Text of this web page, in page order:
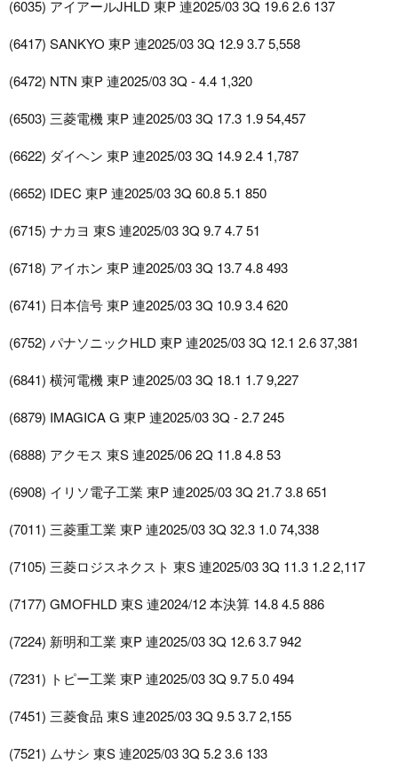
(6035) アイアールJHLD 東P 連2025/03 3Q 19.6 2.6 137
(6417) SANKYO 東P 連2025/03 3Q 12.9 3.7 5,558
(6472) NTN 東P 連2025/03 3Q - 4.4 1,320
(6503) 三菱電機 東P 連2025/03 3Q 17.3 1.9 54,457
(6622) ダイヘン 東P 連2025/03 3Q 14.9 2.4 1,787
(6652) IDEC 東P 連2025/03 3Q 60.8 5.1 850
(6715) ナカヨ 東S 連2025/03 3Q 9.7 4.7 51
(6718) アイホン 東P 連2025/03 3Q 13.7 4.8 493
(6741) 日本信号 東P 連2025/03 3Q 10.9 3.4 620
(6752) パナソニックHLD 東P 連2025/03 3Q 12.1 2.6 37,381
(6841) 横河電機 東P 連2025/03 3Q 18.1 1.7 9,227
(6879) IMAGICA G 東P 連2025/03 3Q - 2.7 245
(6888) アクモス 東S 連2025/06 2Q 11.8 4.8 53
(6908) イリソ電子工業 東P 連2025/03 3Q 21.7 3.8 651
(7011) 三菱重工業 東P 連2025/03 3Q 32.3 1.0 74,338
(7105) 三菱ロジスネクスト 東S 連2025/03 3Q 11.3 1.2 2,117
(7177) GMOFHLD 東S 連2024/12 本決算 14.8 4.5 886
(7224) 新明和工業 東P 連2025/03 3Q 12.6 3.7 942
(7231) トピー工業 東P 連2025/03 3Q 9.7 5.0 494
(7451) 三菱食品 東S 連2025/03 3Q 9.5 3.7 2,155
(7521) ムサシ 東S 連2025/03 3Q 5.2 3.6 133